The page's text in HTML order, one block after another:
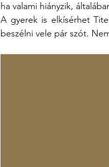
ha valami hiányzik,
A gyerek is elkísérhet
beszélni vele pár szót.